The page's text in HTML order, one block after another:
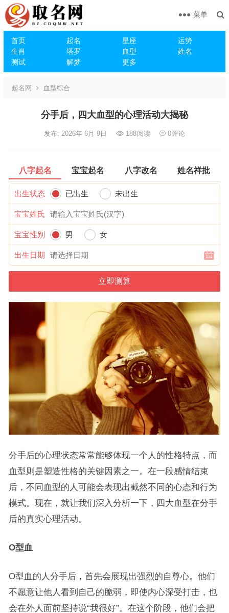
首页 起名 星座
运势
生肖
塔罗 血型
姓名
测试
解梦 更多
菜单
起名网 血型综合
分手后，四大血型的心理活动大揭秘
发布: 2026年 6月 9日 188阅读 0评论
八字起名 宝宝起名 八字改名 姓名祥批
出生状态 已出生 未出生
宝宝姓氏
宝宝性别 男 女
出生日期
分手后的心理状态常常能够体现一个人的性格特点，而
血型则是塑造性格的关键因素之一。在一段感情结束
后，不同血型的人可能会表现出截然不同的心态和行为
模式。现在，就让我们深入分析一下，四大血型在分手
后的真实心理活动。
O型血
O型血的人分手后，首先会展现出强烈的自尊心。他们
不愿意让他人看到自己的脆弱，即使内心深受打击，也
会在外人面前坚持说“我很好”。在这个阶段，他们会把